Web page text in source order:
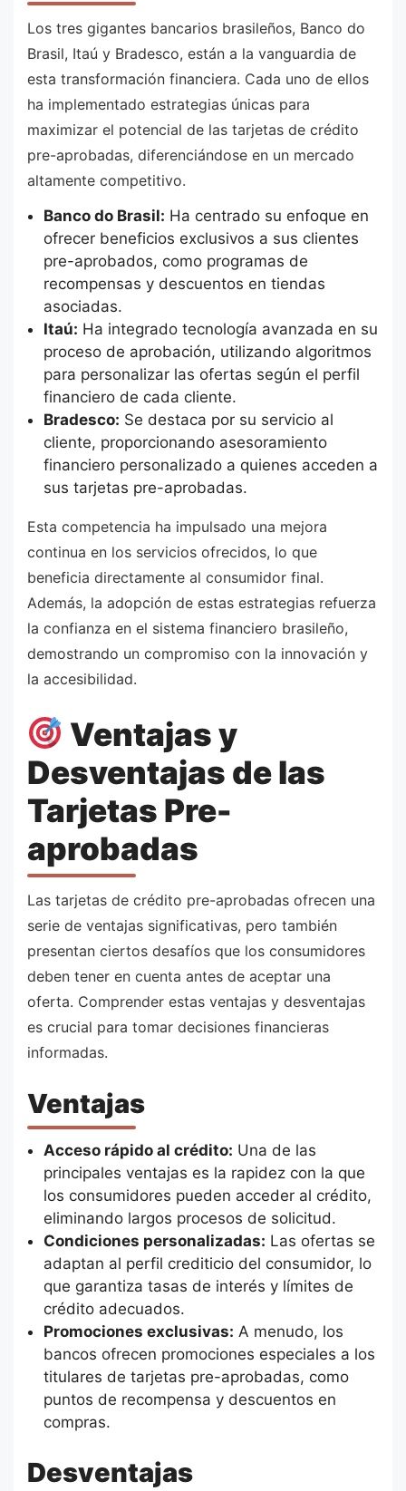
Los tres gigantes bancarios brasileños, Banco do
Brasil, Itaú y Bradesco, están a la vanguardia de
esta transformación financiera. Cada uno de ellos
ha implementado estrategias únicas para
maximizar el potencial de las tarjetas de crédito
pre-aprobadas, diferenciándose en un mercado
altamente competitivo.
Banco do Brasil: Ha centrado su enfoque en
ofrecer beneficios exclusivos a sus clientes
pre-aprobados, como programas de
recompensas y descuentos en tiendas
asociadas.
Itaú: Ha integrado tecnología avanzada en su
proceso de aprobación, utilizando algoritmos
para personalizar las ofertas según el perfil
financiero de cada cliente.
Bradesco: Se destaca por su servicio al
cliente, proporcionando asesoramiento
financiero personalizado a quienes acceden a
sus tarjetas pre-aprobadas.
Esta competencia ha impulsado una mejora
continua en los servicios ofrecidos, lo que
beneficia directamente al consumidor final.
Además, la adopción de estas estrategias refuerza
la confianza en el sistema financiero brasileño,
demostrando un compromiso con la innovación y
la accesibilidad.
Ventajas y
Desventajas de las
Tarjetas Pre-
aprobadas
Las tarjetas de crédito pre-aprobadas ofrecen una
serie de ventajas significativas, pero también
presentan ciertos desafíos que los consumidores
deben tener en cuenta antes de aceptar una
oferta. Comprender estas ventajas y desventajas
es crucial para tomar decisiones financieras
informadas.
Ventajas
Acceso rápido al crédito: Una de las
principales ventajas es la rapidez con la que
los consumidores pueden acceder al crédito,
eliminando largos procesos de solicitud.
Condiciones personalizadas: Las ofertas se
adaptan al perfil crediticio del consumidor, lo
que garantiza tasas de interés y límites de
crédito adecuados.
Promociones exclusivas: A menudo, los
bancos ofrecen promociones especiales a los
titulares de tarjetas pre-aprobadas, como
puntos de recompensa y descuentos en
compras.
Desventajas